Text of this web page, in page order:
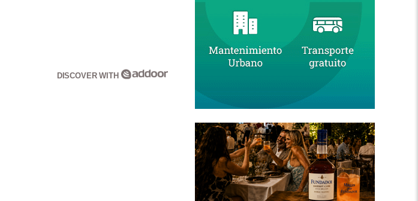
DISCOVER WITH